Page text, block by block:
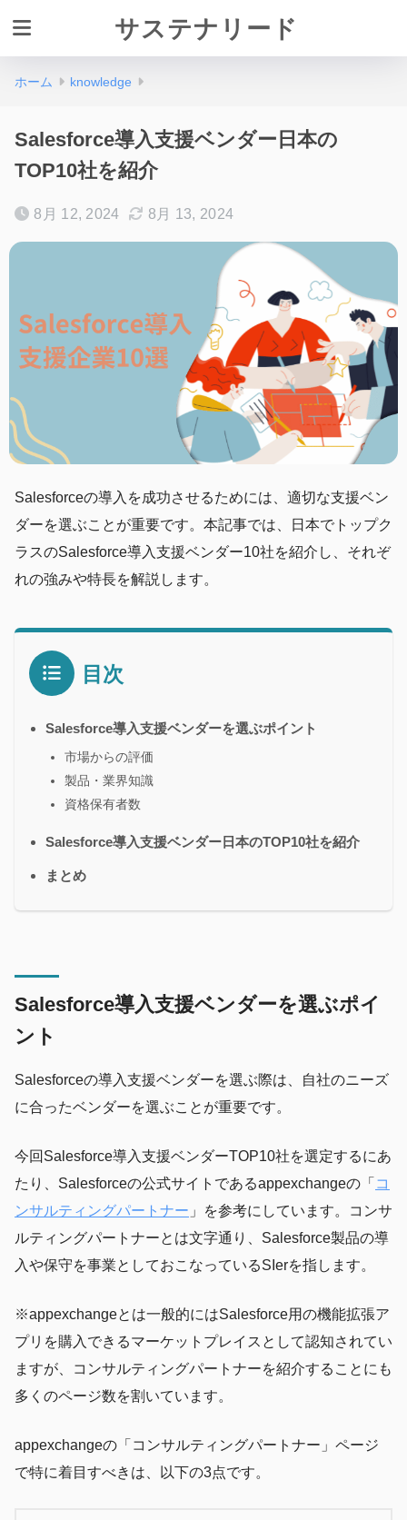
サステナリード
ホーム knowledge
Salesforce導入支援ベンダー日本の
TOP10社を紹介
8月 12, 2024 8月 13, 2024
Salesforceの導入を成功させるためには、適切な支援ベン
ダーを選ぶことが重要です。本記事では、日本でトップク
ラスのSalesforce導入支援ベンダー10社を紹介し、それぞ
れの強みや特長を解説します。
目次
Salesforce導入支援ベンダーを選ぶポイント
市場からの評価
製品・業界知識
資格保有者数
Salesforce導入支援ベンダー日本のTOP10社を紹介
まとめ
Salesforce導入支援ベンダーを選ぶポイ
ント
Salesforceの導入支援ベンダーを選ぶ際は、自社のニーズ
に合ったベンダーを選ぶことが重要です。
今回Salesforce導入支援ベンダーTOP10社を選定するにあ
たり、Salesforceの公式サイトであるappexchangeの「 コ
ンサルティングパートナー 」を参考にしています。コンサ
ルティングパートナーとは文字通り、Salesforce製品の導
入や保守を事業としておこなっているSIerを指します。
※appexchangeとは一般的にはSalesforce用の機能拡張ア
プリを購入できるマーケットプレイスとして認知されてい
ますが、コンサルティングパートナーを紹介することにも
多くのページ数を割いています。
appexchangeの「コンサルティングパートナー」ページ
で特に着目すべきは、以下の3点です。